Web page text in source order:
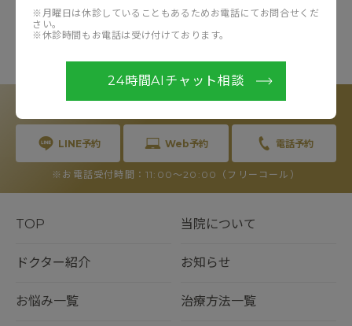
お知らせ一覧へ戻る
※月曜日は休診していることもあるためお電話にてお問合せくだ
さい。
※休診時間もお電話は受け付けております。
24時間AIチャット相談
カウンセリングのご予約
RESERVE
LINE予約 Web予約 電話予約
※お電話受付時間：11:00〜20:00（フリーコール）
TOP 当院について
ドクター紹介 お知らせ
お悩み一覧 治療方法一覧